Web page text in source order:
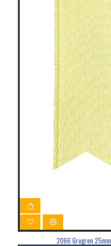
2066 Grogren 25mm